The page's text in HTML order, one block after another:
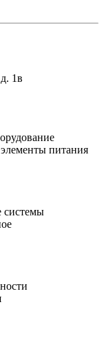
1в
питания
системы